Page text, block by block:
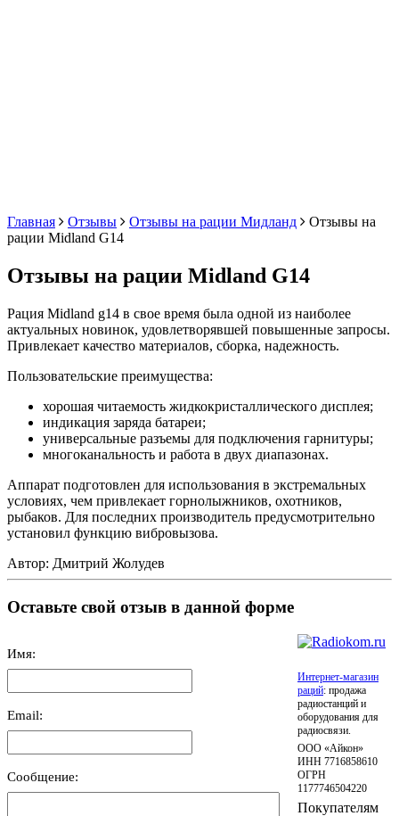
Главная Отзывы Отзывы на рации Мидланд
Отзывы на
рации Midland G14
Отзывы на рации Midland G14
Рация Midland g14 в свое время была одной из наиболее
актуальных новинок, удовлетворявшей повышенные запросы.
Привлекает качество материалов, сборка, надежность.
Пользовательские преимущества:
хорошая читаемость жидкокристаллического дисплея;
индикация заряда батареи;
универсальные разъемы для подключения гарнитуры;
многоканальность и работа в двух диапазонах.
Аппарат подготовлен для использования в экстремальных
условиях, чем привлекает горнолыжников, охотников,
рыбаков. Для последних производитель предусмотрительно
установил функцию вибровызова.
Автор: Дмитрий Жолудев
Оставьте свой отзыв в данной форме
Имя:
Email:
Сообщение:
Интернет-магазин
раций: продажа
радиостанций и
оборудования для
радиосвязи.
ООО «Айкон»
ИНН 7716858610
ОГРН
1177746504220
Покупателям